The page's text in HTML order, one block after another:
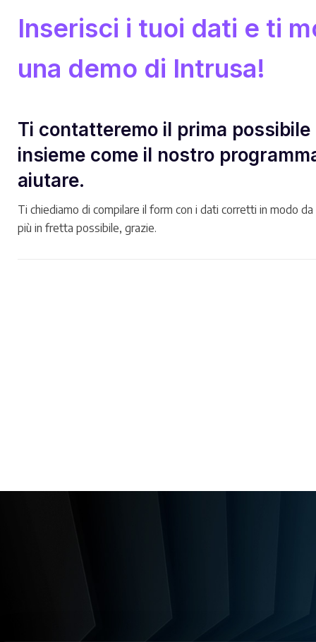
Inserisci i tuoi dati e ti
una demo di Intrusa!
Ti contatteremo il prima possibile
insieme come il nostro
aiutare.
Ti chiediamo di compilare il form con i dati corretti in modo
più in fretta possibile, grazie.